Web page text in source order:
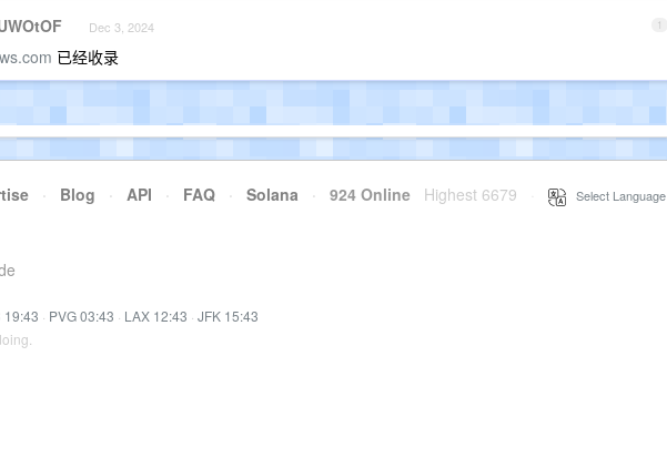
1
Dec 3, 2024
已经收录
· Blog · API · FAQ · Solana · 924 Online Highest 6679 Select Language
19:43 · PVG 03:43 · LAX 12:43 · JFK 15:43